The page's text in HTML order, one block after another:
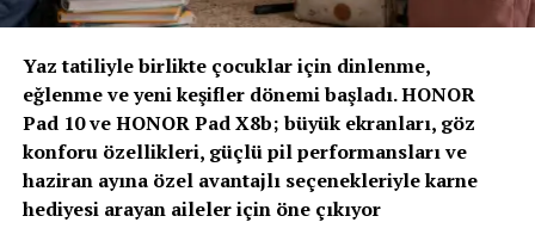
“Yapay Zeka ve Veri, Yeni Dönemin Belirleyicileri
Zirvenin dijitalleşme ve veri odaklı müşteri yönetimi
başlıklı oturumlarında, yapay zeka ve büyük verinin
sigortacılıkta karar alma süreçlerindeki etkisi ele alındı.
AXA Türkiye Satış, Kurumsal İletişim ve Sağlık
Başkanı Sanem Çıngay Buçukoğlu: “Önümüzdeki
Yaz tatiliyle birlikte çocuklar için dinlenme,
eğlenme ve yeni keşifler dönemi başladı. HONOR
Pad 10 ve HONOR Pad X8b; büyük ekranları, göz
konforu özellikleri, güçlü pil performansları ve
haziran ayına özel avantajlı seçenekleriyle karne
hediyesi arayan aileler için öne çıkıyor